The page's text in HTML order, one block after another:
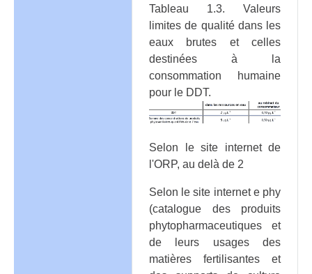
Tableau 1.3. Valeurs
limites de qualité dans les
eaux brutes et celles
destinées à la
consommation humaine
pour le DDT.
Selon le site internet de
l'ORP, au delà de 2
Selon le site internet e phy
(catalogue des produits
phytopharmaceutiques et
de leurs usages des
matières fertilisantes et